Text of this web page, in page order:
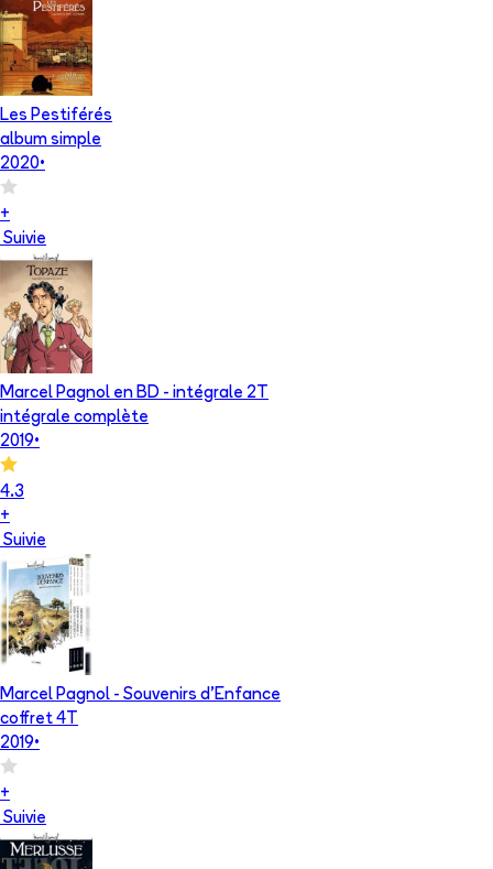
Les Pestiférés
album simple
2020•
+
Suivie
Marcel Pagnol en BD - intégrale 2T
intégrale complète
2019•
4.3
+
Suivie
Marcel Pagnol - Souvenirs d'Enfance
coffret 4T
2019•
+
Suivie